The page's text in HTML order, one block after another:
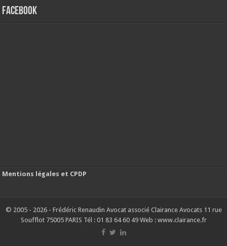
FACEBOOK
Mentions légales et CPDP
© 2005 - 2026 - Frédéric Renaudin Avocat associé Clairance Avocats 11 rue
Soufflot 75005 PARIS Tél : 01 83 64 60 49 Web : www.clairance.fr